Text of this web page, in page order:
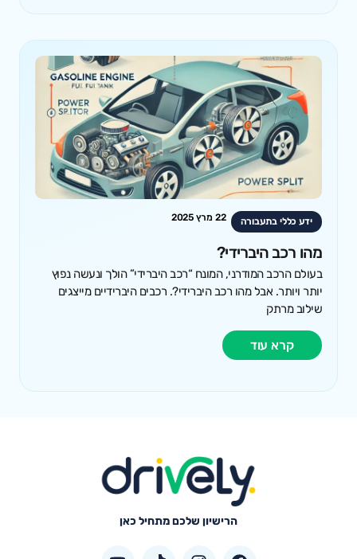
ידע כללי בתעבורה 22 מרץ 2025
מהו רכב היברידי?
בעולם הרכב המודרני, המונח “רכב היברידי” הולך ונעשה נפוץ
יותר ויותר. אבל מהו רכב היברידי?. רכבים היברידיים מייצגים
שילוב מרתק
קרא עוד
הרישיון שלכם מתחיל כאן